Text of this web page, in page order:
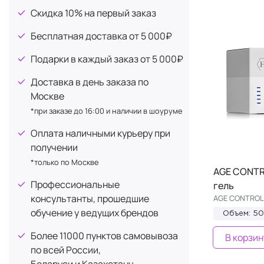
Демакияж
От темных кругов
Антиоксидантное действие
Укрепление
Гиалуроновая кислота
Гидролизованный коллаген
Глауцин 1
Гликолевая кислота
Глицерин
Диоксид титана 23
Каолин
Кофеин
Лимонная кислота
Масло ромашки
Миндальная кислота
Скидка 10% на первый заказ
Бесплатная доставка от 5 000₽
Подарки в каждый заказ от 5 000₽
Доставка в день заказа по
Москве
*при заказе до 16:00 и наличии в шоуруме
Оплата наличными курьеру при
получении
*только по Москве
Профессиональные
консультанты, прошедшие
обучение у ведущих брендов
Более 11000 пунктов самовывоза
по всей России,
AGE
гель
AGE
Объем:
В